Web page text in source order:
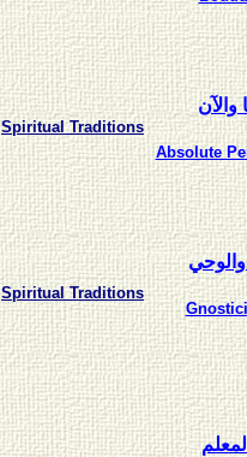
Spiritual Traditions
والآن
Absolute
Spiritual Traditions